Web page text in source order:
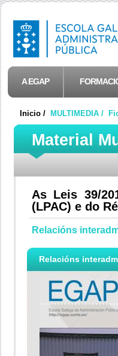
A EGAP
Inicio / MULTIMEDIA /
Material
As Leis 39/
(LPAC) e do
Relacións
Relacións